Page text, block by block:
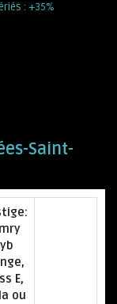
: +35%
Saint-
E,
ou